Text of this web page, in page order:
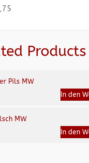
Products
Pils MW
In den
MW
In den